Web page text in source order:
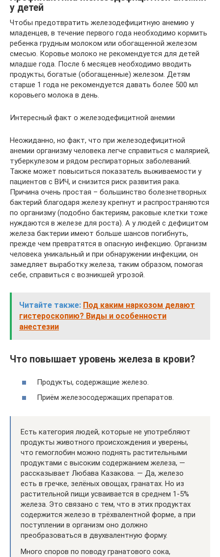
у детей
Чтобы предотвратить железодефицитную анемию у
младенцев, в течение первого года необходимо кормить
ребенка грудным молоком или обогащенной железом
смесью. Коровье молоко не рекомендуется для детей
младше года. После 6 месяцев необходимо вводить
продукты, богатые (обогащенные) железом. Детям
старше 1 года не рекомендуется давать более 500 мл
коровьего молока в день.
Интересный факт о железодефицитной анемии
Неожиданно, но факт, что при железодефицитной
анемии организму человека легче справиться с малярией,
туберкулезом и рядом респираторных заболеваний.
Также может повыситься показатель выживаемости у
пациентов с ВИЧ, и снизится риск развития рака.
Причина очень простая – большинство болезнетворных
бактерий благодаря железу крепнут и распространяются
по организму (подобно бактериям, раковые клетки тоже
нуждаются в железе для роста). А у людей с дефицитом
железа бактерии имеют больше шансов погибнуть,
прежде чем превратятся в опасную инфекцию. Организм
человека уникальный и при обнаружении инфекции, он
замедляет выработку железа, таким образом, помогая
себе, справиться с возникшей угрозой.
Читайте также: Под каким наркозом делают
гистероскопию? Виды и особенности
анестезии
Что повышает уровень железа в крови?
Продукты, содержащие железо.
Приём железосодержащих препаратов.
Есть категория людей, которые не употребляют
продукты животного происхождения и уверены,
что гемоглобин можно поднять растительными
продуктами с высоким содержанием железа, —
рассказывает Любава Казакова. — Да, железо
есть в гречке, зелёных овощах, гранатах. Но из
растительной пищи усваивается в среднем 1-5%
железа. Это связано с тем, что в этих продуктах
содержится железо в трёхвалентной форме, а при
поступлении в организм оно должно
преобразоваться в двухвалентную форму.
Много споров по поводу гранатового сока,